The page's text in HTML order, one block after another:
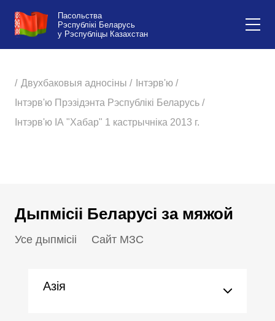
Пасольства
Рэспублікі Беларусь
у Рэспубліцы Казахстан
/ Двухбаковыя адносіны /
Інтэрв'ю /
Інтэрв'ю Прэзідэнта Рэспублікі Беларусь /
Інтэрв'ю ІА "Хабар" 1 кастрычніка 2013 г.
Дыпмісіі Беларусі за мяжой
Усе дыпмісіі Сайт МЗС
Азія